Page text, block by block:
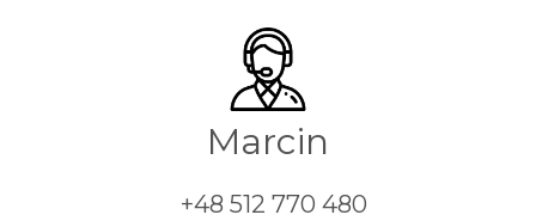
Marcin
+48 512 770 480